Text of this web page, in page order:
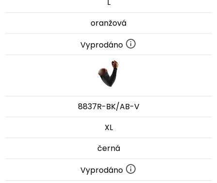
oranžová
Vyprodáno
8837R-BK/AB-V
XL
černá
Vyprodáno